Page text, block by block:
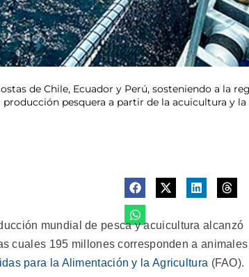
de Chile, Ecuador y Perú, sosteniendo a la
pesquera a partir de la acuicultura y
mundial de pesca y acuicultura alcanzó
cuales 195 millones corresponden a animales
para la Alimentación y la Agricultura (FAO).